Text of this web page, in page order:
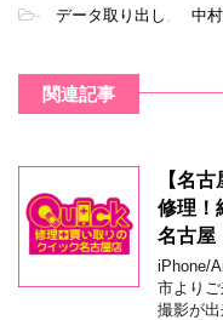
- データ取り出し 中
関連記事
【名
修理！
名古屋
iPhone/
市より
撮影が